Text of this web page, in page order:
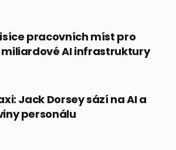
pracovních míst pro
AI infrastruktury
Jack Dorsey sází na AI a
personálu